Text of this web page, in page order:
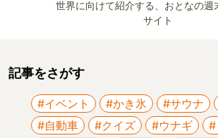
世界に向けて紹介する、おとなの週
サイト
記事をさがす
#イベント #かき氷 #サウナ
#自動車
#クイズ #ウナギ
#